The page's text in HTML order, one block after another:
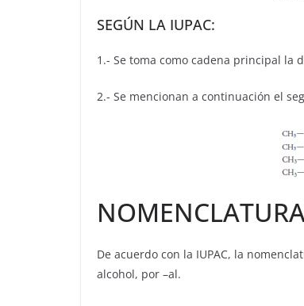
SEGÚN LA IUPAC:
1.- Se toma como cadena principal la
2.- Se mencionan a continuación el
De acuerdo con la IUPAC, la
alcohol, por –al.